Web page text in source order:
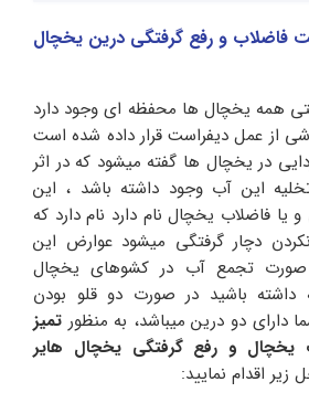
فاضلاب و رفع گرفتگی درین یخچال
همه یخچال ها محفظه ای وجود دارد
از عمل دیفراست قرار داده شده است
در یخچال ها گفته میشود که در اثر
این آب وجود داشته باشد ، این
یا فاضلاب یخچال نام دارد نام دارد که
دچار گرفتگی میشود عوارض این
صورت تجمع آب در کشوهای یخچال
داشته باشید در صورت دو قلو بودن
دارای دو درین میباشد، به منظور تمیز
و رفع گرفتگی یخچال هایر
زیر اقدام نمایید: